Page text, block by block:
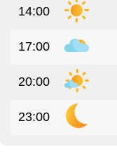
14:00
17:00
20:00
23:00